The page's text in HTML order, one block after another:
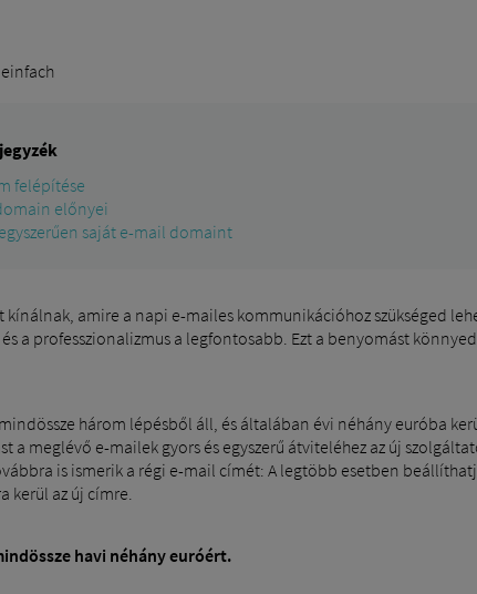
felépítése
előnyei
saját e-mail domaint
amire a napi e-mailes kommunikációhoz szükséged
a professzionalizmus a legfontosabb. Ezt a benyomást
három lépésből áll, és általában évi néhány euróba
meglévő e-mailek gyors és egyszerű átviteléhez az új
is ismerik a régi e-mail címét: A legtöbb esetben
kerül az új címre.
havi néhány euróért.